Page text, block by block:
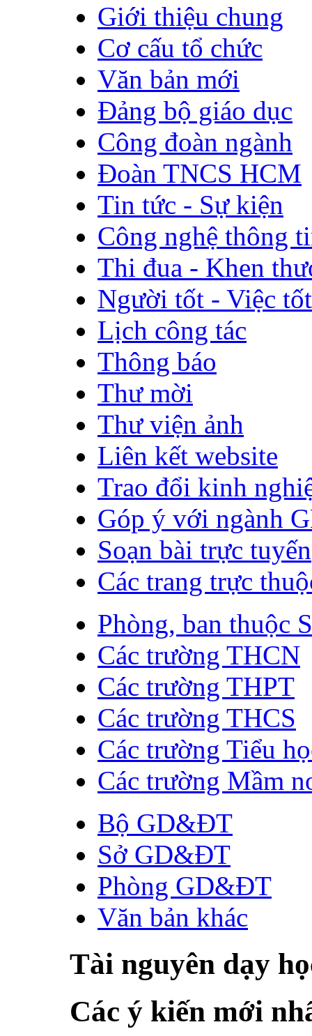
Giới thiệu chung
Cơ cấu tổ chức
Văn bản mới
Đảng bộ giáo dục
Công đoàn ngành
Đoàn TNCS HCM
Tin tức - Sự kiện
Công nghệ thông
Thi đua - Khen
Người tốt - Việc tốt
Lịch công tác
Thông báo
Thư mời
Thư viện ảnh
Liên kết website
Trao đổi kinh
Góp ý với ngành
Soạn bài trực tuyến
Các trang trực
Phòng, ban thuộc
Các trường THCN
Các trường THPT
Các trường THCS
Các trường Tiểu
Các trường Mầm
Bộ GD&ĐT
Sở GD&ĐT
Phòng GD&ĐT
Văn bản khác
Tài nguyên dạy
Các ý kiến mới